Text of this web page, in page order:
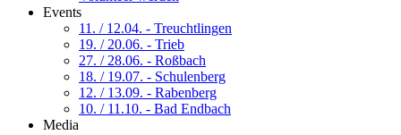
Events
11. / 12.04. - Treuchtlingen
19. / 20.06. - Trieb
27. / 28.06. - Roßbach
18. / 19.07. - Schulenberg
12. / 13.09. - Rabenberg
10. / 11.10. - Bad Endbach
Media